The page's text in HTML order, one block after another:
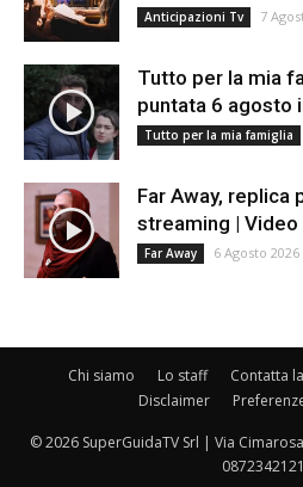
Anticipazioni Tv 7
Tutto per la mia
puntata 6 agosto
Tutto per la mia famiglia
Far Away, replica
streaming |
Far Away 6 Agosto 2026
Chi siamo Lo staff Contatta
Disclaimer
© 2026 SuperGuidaTV Srl | Via